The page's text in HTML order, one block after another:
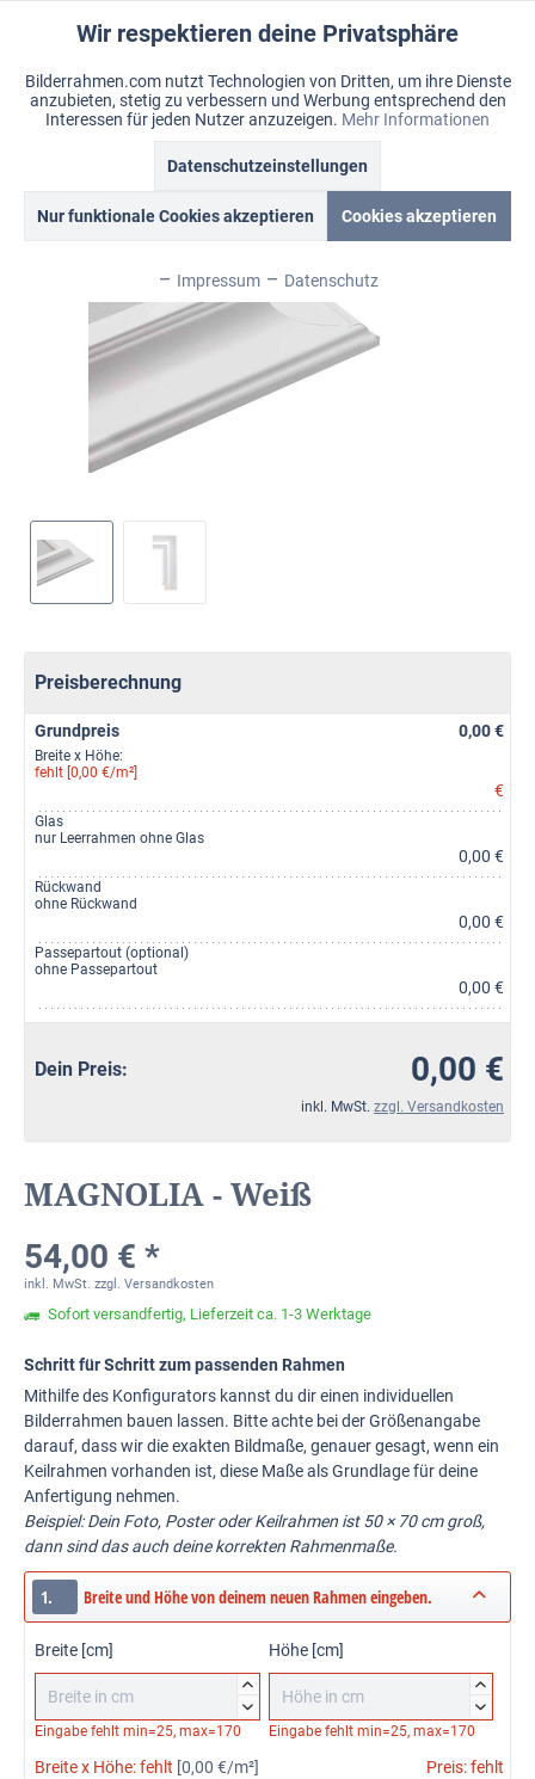
Warenkorb
Merkzettel Mein Konto
Menü
Magnolia
Preisberechnung
Grundpreis 0,00 €
Breite x Höhe:
fehlt [0,00 €/m²]
€
Glas
nur Leerrahmen ohne Glas
0,00 €
Rückwand
ohne Rückwand
0,00 €
Passepartout (optional)
ohne Passepartout
0,00 €
Dein Preis: 0,00 €
inkl. MwSt. zzgl. Versandkosten
MAGNOLIA - Weiß
54,00 € *
inkl. MwSt. zzgl. Versandkosten
Sofort versandfertig, Lieferzeit ca. 1-3 Werktage
Schritt für Schritt zum passenden Rahmen
Mithilfe des Konfigurators kannst du dir einen individuellen
Bilderrahmen bauen lassen. Bitte achte bei der Größenangabe
darauf, dass wir die exakten Bildmaße, genauer gesagt, wenn ein
Keilrahmen vorhanden ist, diese Maße als Grundlage für deine
Anfertigung nehmen.
Beispiel: Dein Foto, Poster oder Keilrahmen ist 50 × 70 cm groß,
dann sind das auch deine korrekten Rahmenmaße.
1. Breite und Höhe von deinem neuen Rahmen eingeben.
Breite [cm]


Höhe [cm]


Eingabe fehlt min=25, max=170 Eingabe fehlt min=25, max=170
Breite x Höhe:fehlt [0,00 €/m²] Preis:fehlt
Funktionale Aktiv
Marketing Inaktiv
Inaktiv
Service
Wir respektieren deine Privatsphäre
Bilderrahmen.com nutzt Technologien von Dritten, um ihre Dienste
anzubieten, stetig zu verbessern und Werbung entsprechend den
Interessen für jeden Nutzer anzuzeigen. Mehr Informationen
Datenschutzeinstellungen
Nur funktionale Cookies akzeptieren Cookies akzeptieren
Impressum Datenschutz